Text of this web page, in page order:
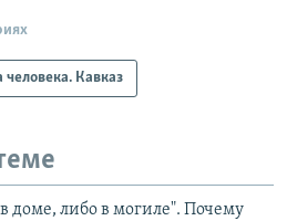
человека. Кавказ
доме, либо в могиле". Почему